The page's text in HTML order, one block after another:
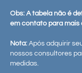
Obs: A tabela não é
em contato para mais
Nota: Após adquirir
nossos consultores
medidas.